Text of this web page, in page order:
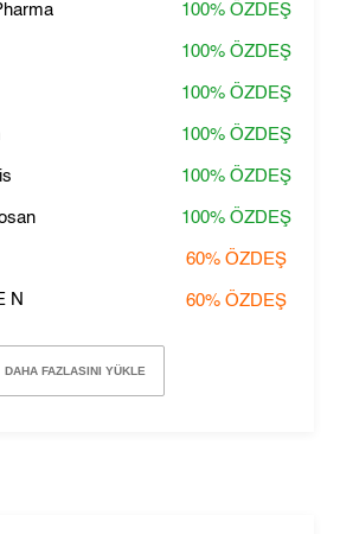
100% ÖZDEŞ
100% ÖZDEŞ
100% ÖZDEŞ
100% ÖZDEŞ
100% ÖZDEŞ
100% ÖZDEŞ
60% ÖZDEŞ
N 60% ÖZDEŞ
DAHA FAZLASINI YÜKLE